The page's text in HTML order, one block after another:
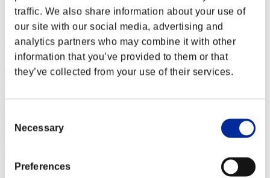
traffic. We also share information about your use of
our site with our social media, advertising and
analytics partners who may combine it with other
information that you’ve provided to them or that
they’ve collected from your use of their services.
Selection
Necessary
Preferences
SomeArtGuy
Puntos:Lv:38/07'16"45
Posición
32